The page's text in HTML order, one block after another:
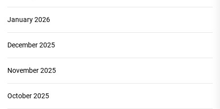
January 2026
December 2025
November 2025
October 2025